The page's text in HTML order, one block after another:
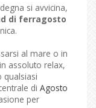
si avvicina,
di ferragosto
al mare o in
assoluto relax,
qualsiasi
di Agosto
per